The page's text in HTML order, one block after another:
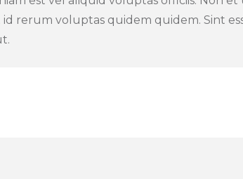
id rerum voluptas quidem quidem. Sint